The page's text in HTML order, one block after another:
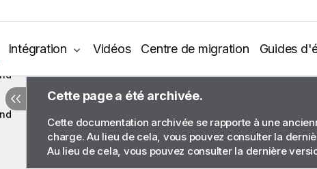
Intégration Vidéos Centre de migration Guides
Cette page a été archivée.
Cette documentation archivée se rapporte à une
charge. Au lieu de cela, vous pouvez consulter la
Au lieu de cela, vous pouvez consulter la dernière